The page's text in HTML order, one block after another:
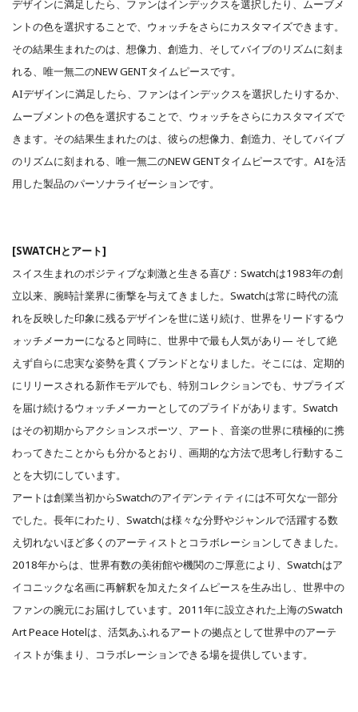
デザインに満足したら、ファンはインデックスを選択したり、ムーブメ
ントの色を選択することで、ウォッチをさらにカスタマイズできます。
その結果生まれたのは、想像力、創造力、そしてバイブのリズムに刻ま
れる、唯一無二のNEW GENTタイムピースです。
AIデザインに満足したら、ファンはインデックスを選択したりするか、
ムーブメントの色を選択することで、ウォッチをさらにカスタマイズで
きます。その結果生まれたのは、彼らの想像力、創造力、そしてバイブ
のリズムに刻まれる、唯一無二のNEW GENTタイムピースです。AIを活
用した製品のパーソナライゼーションです。
[SWATCHとアート]
スイス生まれのポジティブな刺激と生きる喜び：Swatchは1983年の創
立以来、腕時計業界に衝撃を与えてきました。Swatchは常に時代の流
れを反映した印象に残るデザインを世に送り続け、世界をリードするウ
ォッチメーカーになると同時に、世界中で最も人気があり— そして絶
えず自らに忠実な姿勢を貫くブランドとなりました。そこには、定期的
にリリースされる新作モデルでも、特別コレクションでも、サプライズ
を届け続けるウォッチメーカーとしてのプライドがあります。Swatch
はその初期からアクションスポーツ、アート、音楽の世界に積極的に携
わってきたことからも分かるとおり、画期的な方法で思考し行動するこ
とを大切にしています。
アートは創業当初からSwatchのアイデンティティには不可欠な一部分
でした。長年にわたり、Swatchは様々な分野やジャンルで活躍する数
え切れないほど多くのアーティストとコラボレーションしてきました。
2018年からは、世界有数の美術館や機関のご厚意により、Swatchはア
イコニックな名画に再解釈を加えたタイムピースを生み出し、世界中の
ファンの腕元にお届けしています。2011年に設立された上海のSwatch
Art Peace Hotelは、活気あふれるアートの拠点として世界中のアーテ
ィストが集まり、コラボレーションできる場を提供しています。